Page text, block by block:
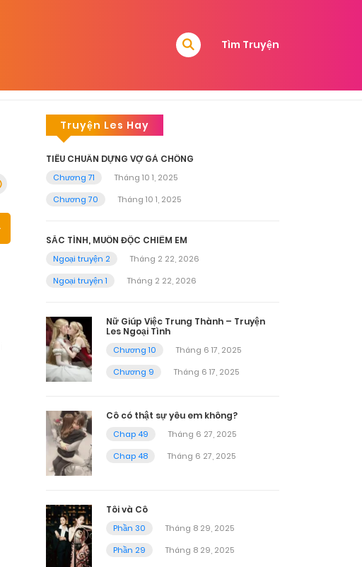
Tìm Truyện
Truyện Les Hay
TIÊU CHUẨN DỰNG VỢ GẢ CHỒNG
Chương 71
Tháng 10 1, 2025
Chương 70
Tháng 10 1, 2025
SẮC TÌNH, MUỐN ĐỘC CHIẾM EM
Ngoại truyện 2
Tháng 2 22, 2026
Ngoại truyện 1
Tháng 2 22, 2026
Nữ Giúp Việc Trung Thành – Truyện
Les Ngoại Tình
Chương 10
Tháng 6 17, 2025
Chương 9
Tháng 6 17, 2025
Cô có thật sự yêu em không?
Chap 49
Tháng 6 27, 2025
Chap 48
Tháng 6 27, 2025
Tôi và Cô
Phần 30
Tháng 8 29, 2025
Phần 29
Tháng 8 29, 2025